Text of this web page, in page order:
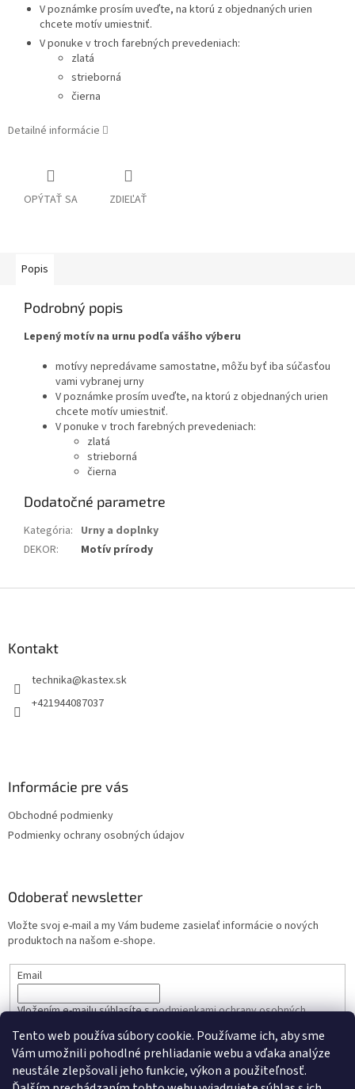
Tento web používa súbory cookie. Používame ich, aby sme
Vám umožnili pohodlné prehliadanie webu a vďaka analýze
neustále zlepšovali jeho funkcie, výkon a použiteľnosť.
V poznámke prosím uveďte, na ktorú z objednaných urien
chcete motív umiestniť.
V ponuke v troch farebných prevedeniach:
zlatá
strieborná
čierna
Detailné informácie
OPÝTAŤ SA ZDIEĽAŤ
Popis
Podrobný popis
Lepený motív na urnu podľa vášho výberu
motívy nepredávame samostatne, môžu byť iba súčasťou
vami vybranej urny
V poznámke prosím uveďte, na ktorú z objednaných urien
chcete motív umiestniť.
V ponuke v troch farebných prevedeniach:
zlatá
strieborná
čierna
Dodatočné parametre
Kategória: Urny a doplnky
DEKOR: Motív prírody
Kontakt
technika@kastex.sk
+421944087037
Informácie pre vás
Obchodné podmienky
Podmienky ochrany osobných údajov
Odoberať newsletter
Vložte svoj e-mail a my Vám budeme zasielať informácie o nových
produktoch na našom e-shope.
Email
Vložením e-mailu súhlasíte spodmienkami ochrany osobných
PRIHLÁSIŤ SA